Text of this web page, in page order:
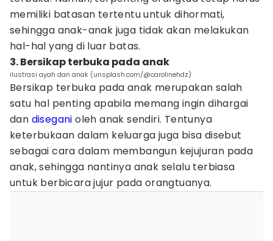
memiliki batasan tertentu untuk dihormati,
sehingga anak-anak juga tidak akan melakukan
hal-hal yang di luar batas.
3. Bersikap terbuka pada anak
ilustrasi ayah dan anak (unsplash.com/@carolinehdz)
Bersikap terbuka pada anak merupakan salah
satu hal penting apabila memang ingin dihargai
dan disegani oleh anak sendiri. Tentunya
keterbukaan dalam keluarga juga bisa disebut
sebagai cara dalam membangun kejujuran pada
anak, sehingga nantinya anak selalu terbiasa
untuk berbicara jujur pada orangtuanya.